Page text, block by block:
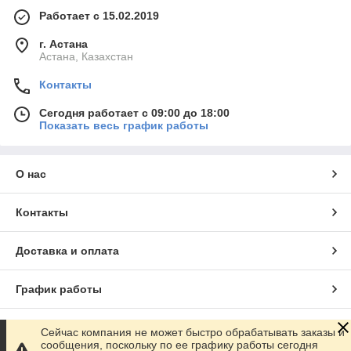
Работает с 15.02.2019
г. Астана
Астана, Казахстан
Контакты
Сегодня работает с 09:00 до 18:00
Показать весь график работы
О нас
Контакты
Доставка и оплата
График работы
Полная версия сайта
Сейчас компания не может быстро обрабатывать заказы и
сообщения, поскольку по ее графику работы сегодня